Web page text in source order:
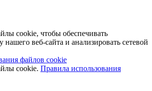
cookie, чтобы обеспечивать
нашего веб-сайта и анализировать сетевой
файлов cookie
cookie. Правила использования